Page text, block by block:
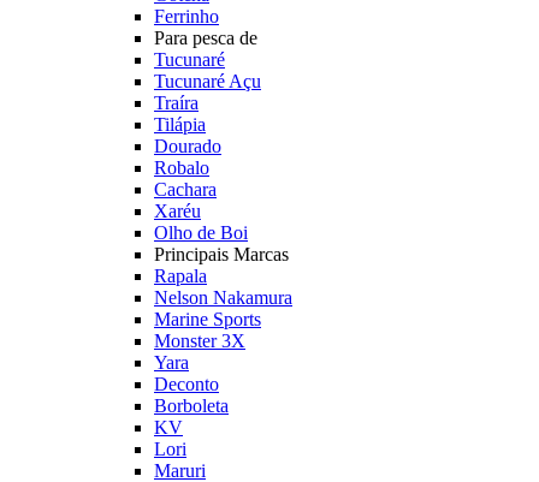
Ferrinho
Para pesca de
Tucunaré
Tucunaré Açu
Traíra
Tilápia
Dourado
Robalo
Cachara
Xaréu
Olho de Boi
Principais Marcas
Rapala
Nelson Nakamura
Marine Sports
Monster 3X
Yara
Deconto
Borboleta
KV
Lori
Maruri